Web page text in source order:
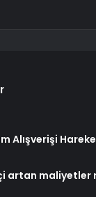
Alışverişi
artan maliyetler